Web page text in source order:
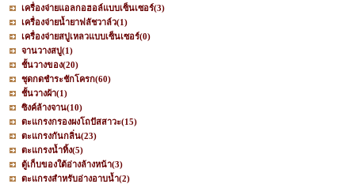
เครื่องจ่ายแอลกอฮอล์แบบเซ็นเซอร์(3)
เครื่องจ่ายน้ำยาฟลัชวาล์ว(1)
เครื่องจ่ายสบู่เหลวแบบเซ็นเซอร์(0)
จานวางสบู่(1)
ชั้นวางของ(20)
ชุดกดชำระชักโครก(60)
ชั้นวางผ้า(1)
ซิงค์ล้างจาน(10)
ตะแกรงกรองผงโถปัสสาวะ(15)
ตะแกรงกันกลิ่น(23)
ตะแกรงน้ำทิ้ง(5)
ตู้เก็บของใต้อ่างล้างหน้า(3)
ตะแกรงสำหรับอ่างอาบน้ำ(2)